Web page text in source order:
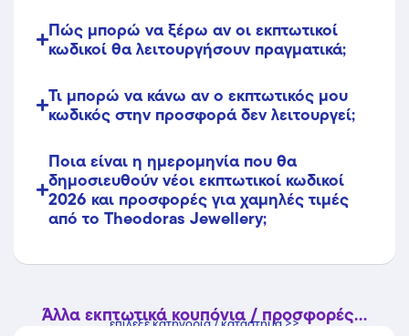
Πώς μπορώ να ξέρω αν οι εκπτωτικοί
κωδικοί θα λειτουργήσουν πραγματικά;
Τι μπορώ να κάνω αν ο εκπτωτικός μου
κωδικός στην προσφορά δεν λειτουργεί;
Ποια είναι η ημερομηνία που θα
δημοσιευθούν νέοι εκπτωτικοί κωδικοί
2026 και προσφορές για χαμηλές τιμές
από το Theodoras Jewellery;
Άλλα εκπτωτικά κουπόνια / προσφορές...
επίλεξε κατηγορία / κατάστημα >>